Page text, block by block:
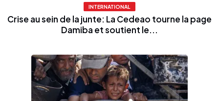
INTERNATIONAL
Crise au sein de la junte: La Cedeao tourne la page
Damiba et soutient le...